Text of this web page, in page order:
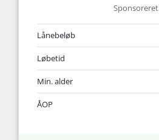
Sponsoreret
Lånebeløb
Løbetid
Min. alder
ÅOP